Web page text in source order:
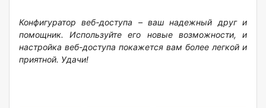
Конфигуратор веб-доступа – ваш надежный друг и
помощник. Используйте его новые возможности, и
настройка веб-доступа покажется вам более легкой и
приятной. Удачи!